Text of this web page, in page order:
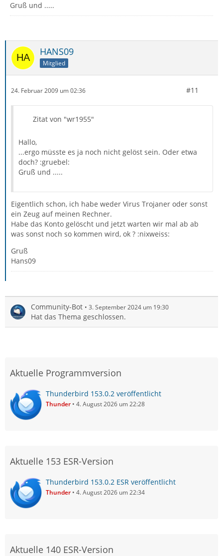
Gruß und .....
HANS09
Mitglied
24. Februar 2009 um 02:36 #11
Zitat von "wr1955"
Hallo,
...ergo müsste es ja noch nicht gelöst sein. Oder etwa
doch? :gruebel:
Gruß und .....
Eigentlich schon, ich habe weder Virus Trojaner oder sonst
ein Zeug auf meinen Rechner.
Habe das Konto gelöscht und jetzt warten wir mal ab ab
was sonst noch so kommen wird, ok ? :nixweiss:
Gruß
Hans09
Community-Bot 3. September 2024 um 19:30
Hat das Thema geschlossen.
Aktuelle Programmversion
Thunderbird 153.0.2 veröffentlicht
Thunder 4. August 2026 um 22:28
Aktuelle 153 ESR-Version
Thunderbird 153.0.2 ESR veröffentlicht
Thunder 4. August 2026 um 22:34
Aktuelle 140 ESR-Version